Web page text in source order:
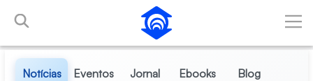
Pular para o Conteúdo principal
Notícias Eventos Jornal Ebooks Blog